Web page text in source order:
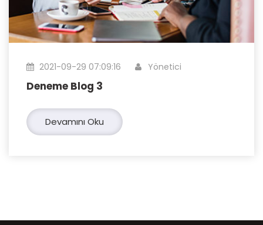
2021-09-29 07:09:16 Yönetici
Deneme Blog 3
Devamını Oku